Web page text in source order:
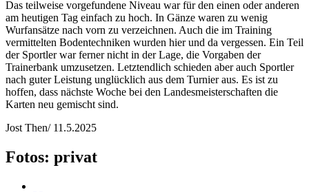
Das teilweise vorgefundene Niveau war für den einen oder anderen
am heutigen Tag einfach zu hoch. In Gänze waren zu wenig
Wurfansätze nach vorn zu verzeichnen. Auch die im Training
vermittelten Bodentechniken wurden hier und da vergessen. Ein Teil
der Sportler war ferner nicht in der Lage, die Vorgaben der
Trainerbank umzusetzen. Letztendlich schieden aber auch Sportler
nach guter Leistung unglücklich aus dem Turnier aus. Es ist zu
hoffen, dass nächste Woche bei den Landesmeisterschaften die
Karten neu gemischt sind.
Jost Then/ 11.5.2025
Fotos: privat